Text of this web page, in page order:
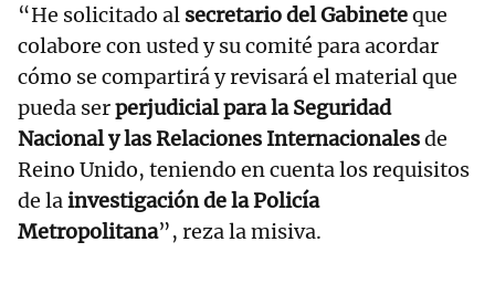
“He solicitado al secretario del Gabineteque
colabore con usted y su comité para acordar
cómo se compartirá y revisará el material que
pueda serperjudicial para la Seguridad
Nacional y las Relaciones Internacionalesde
Reino Unido, teniendo en cuenta los requisitos
de lainvestigación de la Policía
Metropolitana”, reza la misiva.